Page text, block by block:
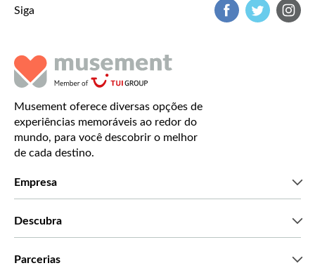
Siga
Musement oferece diversas opções de
experiências memoráveis ao redor do
mundo, para você descobrir o melhor
de cada destino.
Empresa
Descubra
Parcerias